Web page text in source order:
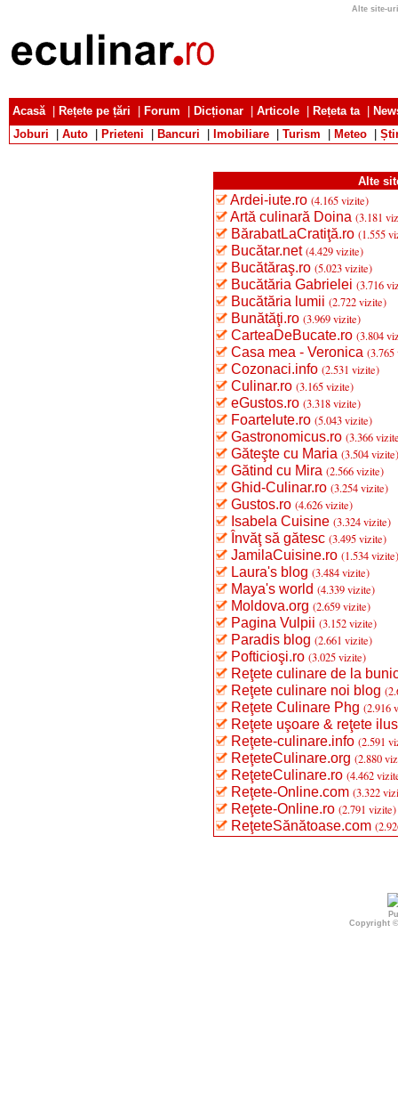
Alte site-
Acasă| Rețete pe țări Forum Dicționar Articole Rețeta ta|
Joburi
Auto Prieteni Bancuri Imobiliare Turism Meteo
Alte
Ardei-iute.ro (4.165 vizite)
Artă culinară Doina (3.181
BărabatLaCratiţă.ro (1.555
Bucătar.net (4.429 vizite)
Bucătăraş.ro (5.023 vizite)
Bucătăria Gabrielei (3.716
Bucătăria lumii (2.722 vizite)
Bunătăţi.ro (3.969 vizite)
CarteaDeBucate.ro (3.804
Casa mea - Veronica
Cozonaci.info (2.531 vizite)
Culinar.ro (3.165 vizite)
eGustos.ro (3.318 vizite)
FoarteIute.ro (5.043 vizite)
Gastronomicus.ro (3.366
Găteşte cu Maria (3.504 vizite)
Gătind cu Mira (2.566 vizite)
Ghid-Culinar.ro (3.254 vizite)
Gustos.ro (4.626 vizite)
Isabela Cuisine (3.324 vizite)
Învăţ să gătesc (3.495 vizite)
JamilaCuisine.ro (1.534 vizite)
Laura's blog (3.484 vizite)
Maya's world (4.339 vizite)
Moldova.org (2.659 vizite)
Pagina Vulpii (3.152 vizite)
Paradis blog (2.661 vizite)
Pofticioşi.ro (3.025 vizite)
Reţete culinare de la
Reţete culinare noi blog
Reţete Culinare Phg (2.916
Reţete uşoare & reţete
Reţete-culinare.info (2.591
ReţeteCulinare.org (2.880
ReţeteCulinare.ro (4.462
Reţete-Online.com (3.322
Reţete-Online.ro (2.791 vizite)
ReţeteSănătoase.com
Copyright